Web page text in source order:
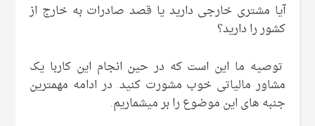
آیا مشتری خارجی دارید یا قصد صادرات به خارج از
کشور را دارید؟
توصیه ما این است که در حین انجام این کاربا یک
مشاور مالیاتی خوب مشورت کنید. در ادامه مهمترین
جنبه های این موضوع را بر میشماریم.